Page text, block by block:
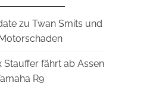
zu Twan Smits und
Stauffer fährt ab Assen
R9